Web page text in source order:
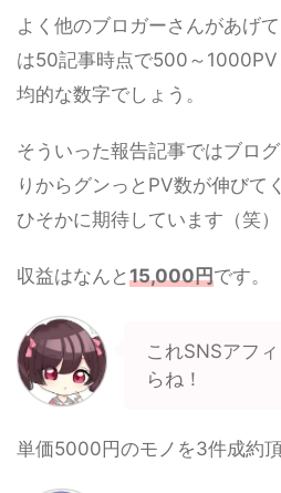
よく他のブロガーさんがあげ
は50記事時点で500～
均的な数字でしょう。
そういった報告記事ではブロ
りからグンっとPV数が伸びて
ひそかに期待しています（笑）
収益はなんと 15,000円です。
これSNSアフ
らね！
単価5000円のモノを3件成約頂